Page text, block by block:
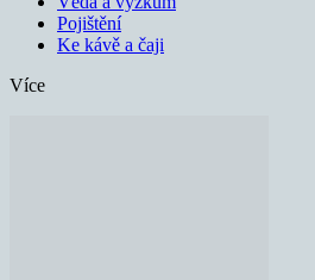
Pojištění
Ke kávě a čaji
Více